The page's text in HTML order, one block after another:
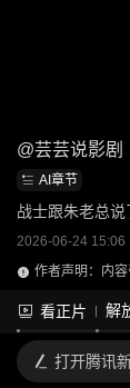
@芸芸说影剧
AI章节
战士跟朱老总
2026-06-24 15:06
作者声明：内
看正片 解
打开腾讯